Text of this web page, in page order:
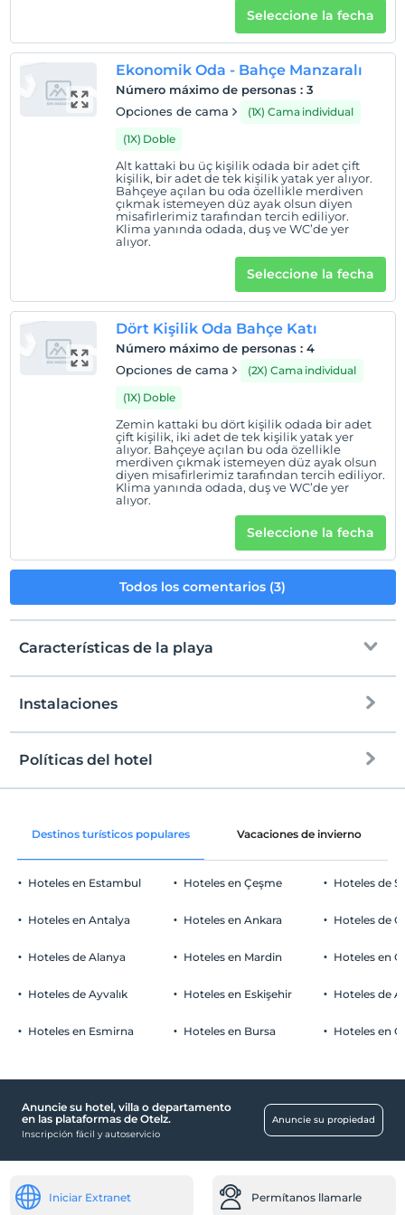
Entrada
Después de 14:00
Salida
Mascotas no permitidas
Áreas para fumar
habitaciones para no fumadores
Los bebés menores de 2 no pagan
1 niño(s) hasta la edad de 6 por habitación no se cobra
Seleccione la fecha
Ekonomik Oda - Bahçe Manzaralı
Número máximo de personas : 3
Opciones de cama
(1X) Cama individual
(1X) Doble
Alt kattaki bu üç kişilik odada bir adet çift
kişilik, bir adet de tek kişilik yatak yer alıyor.
Bahçeye açılan bu oda özellikle merdiven
çıkmak istemeyen düz ayak olsun diyen
misafirlerimiz tarafından tercih ediliyor.
Klima yanında odada, duş ve WC’de yer
alıyor.
Seleccione la fecha
Dört Kişilik Oda Bahçe Katı
Número máximo de personas : 4
Opciones de cama
(2X) Cama individual
(1X) Doble
Zemin kattaki bu dört kişilik odada bir adet
çift kişilik, iki adet de tek kişilik yatak yer
alıyor. Bahçeye açılan bu oda özellikle
merdiven çıkmak istemeyen düz ayak olsun
diyen misafirlerimiz tarafından tercih ediliyor.
Klima yanında odada, duş ve WC’de yer
alıyor.
Seleccione la fecha
Todos los comentarios (3)
Características de la playa
a la playa
playa publica
playa de gravilla
Mar poco profundo en la orilla
Instalaciones
Solo áreas comunes
Aparcamiento de coches
Libre Estacionamiento privado
Piscina
Piscina exterior (estacional)
Barco de turismo
Políticas del hotel
Entrada
Salida
Antes de las 11:00
Mascotas
Áreas para fumar
Los bebés menores de 2 no pagan
Destinos turísticos populares Vacaciones de invierno
Hoteles en Estambul
Hoteles en Antalya
Hoteles de Alanya
Hoteles de Ayvalık
Hoteles en Esmirna
Hoteles en Çeşme
Hoteles en Ankara
Hoteles en Mardin
Hoteles en Eskişehir
Hoteles en Bursa
Hoteles de
Hoteles de
Hoteles en
Hoteles de
Hoteles en
Anuncie su hotel, villa o departamento
en las plataformas de Otelz.
Inscripción fácil y autoservicio
Anuncie su propiedad
Iniciar Extranet Permítanos llamarle